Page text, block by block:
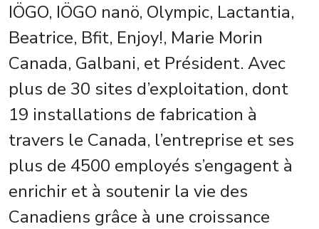
IÖGO, IÖGO nanö, Olympic, Lactantia,
Beatrice, Bfit, Enjoy!, Marie Morin
Canada, Galbani, et Président. Avec
plus de 30 sites d’exploitation, dont
19 installations de fabrication à
travers le Canada, l’entreprise et ses
plus de 4500 employés s’engagent à
enrichir et à soutenir la vie des
Canadiens grâce à une croissance